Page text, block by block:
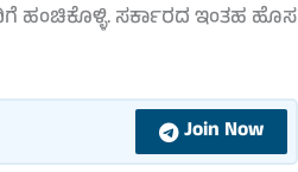
ಹಂಚಿಕೊಳ್ಳಿ. ಸರ್ಕಾರದ ಇಂತಹ ಹೊಸ
Join Now